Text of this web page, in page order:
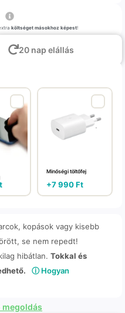
költséget másokhoz képest!
20 nap elállás
Minőségi töltőfej
+7 990Ft
kopások vagy kisebb
se nem repedt!
hibátlan. Tokkal és
ⓘ Hogyan